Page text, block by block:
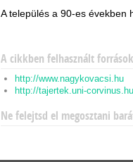
A település a 90-es években
A cikkben felhasznált források
http://www.nagykovacsi.hu
http://tajertek.uni-
Ne felejtsd el megosztani